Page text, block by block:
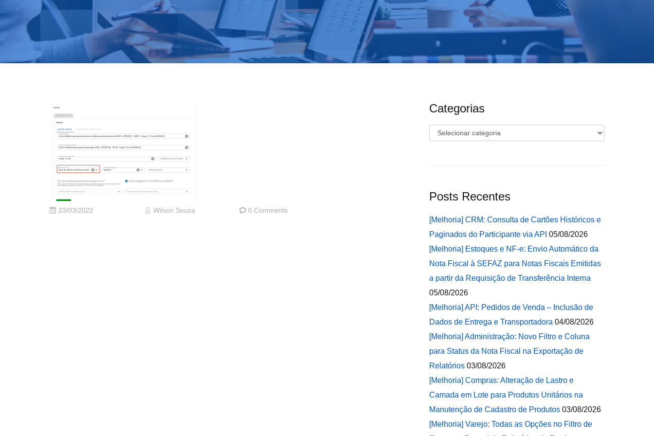
23/03/2022 Wilson Souza 0 Comments
Categorias
Categorias
Posts Recentes
[Melhoria] CRM: Consulta de Cartões Históricos e
Paginados do Participante via API 05/08/2026
[Melhoria] Estoques e NF-e: Envio Automático da
Nota Fiscal à SEFAZ para Notas Fiscais Emitidas
a partir da Requisição de Transferência Interna
05/08/2026
[Melhoria] API: Pedidos de Venda – Inclusão de
Dados de Entrega e Transportadora 04/08/2026
[Melhoria] Administração: Novo Filtro e Coluna
para Status da Nota Fiscal na Exportação de
Relatórios 03/08/2026
[Melhoria] Compras: Alteração de Lastro e
Camada em Lote para Produtos Unitários na
Manutenção de Cadastro de Produtos 03/08/2026
[Melhoria] Varejo: Todas as Opções no Filtro de